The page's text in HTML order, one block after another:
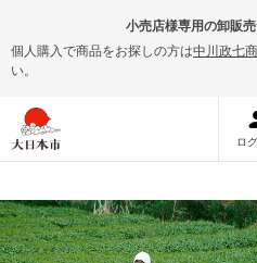
小売店様専用の卸販売
個人購入で商品をお探しの方は中川政七
い。